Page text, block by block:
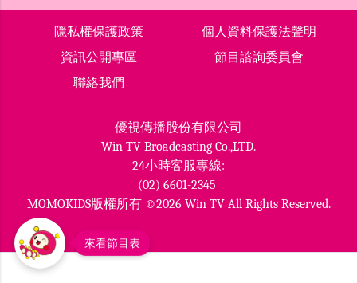
隱私權保護政策
個人資料保護法聲明
資訊公開專區
節目諮詢委員會
聯絡我們
優視傳播股份有限公司
Win TV Broadcasting Co.,LTD.
24小時客服專線:
(02) 6601-2345
MOMOKIDS版權所有 ©2026 Win TV All Rights Reserved.
來看節目表